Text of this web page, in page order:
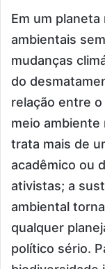
Em um
ambientais
mudanças
do
relação entre
meio ambiente
trata mais de
acadêmico ou
ativistas; a
ambiental
qualquer
político sério.